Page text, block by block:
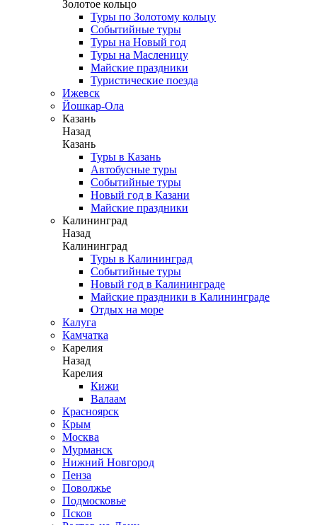
Золотое кольцо
Туры по Золотому кольцу
Событийные туры
Туры на Новый год
Туры на Масленицу
Майские праздники
Туристические поезда
Ижевск
Йошкар-Ола
Казань
Назад
Казань
Туры в Казань
Автобусные туры
Событийные туры
Новый год в Казани
Майские праздники
Калининград
Назад
Калининград
Туры в Калининград
Событийные туры
Новый год в Калининграде
Майские праздники в Калининграде
Отдых на море
Калуга
Камчатка
Карелия
Назад
Карелия
Кижи
Валаам
Красноярск
Крым
Москва
Мурманск
Нижний Новгород
Пенза
Поволжье
Подмосковье
Псков